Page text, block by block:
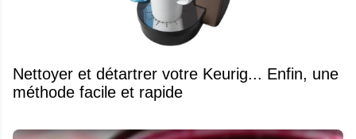
Nettoyer et détartrer votre Keurig... Enfin, une
méthode facile et rapide